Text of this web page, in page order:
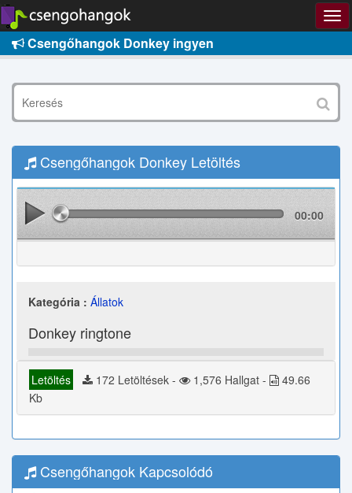
Csengőhangok Donkey ingyen
Csengőhangok Donkey Letöltés
00:00
Kategória : Állatok
Donkey ringtone
Letöltés 172 Letöltések - 1,576 Hallgat -
49.66
Kb
Csengőhangok Kapcsolódó